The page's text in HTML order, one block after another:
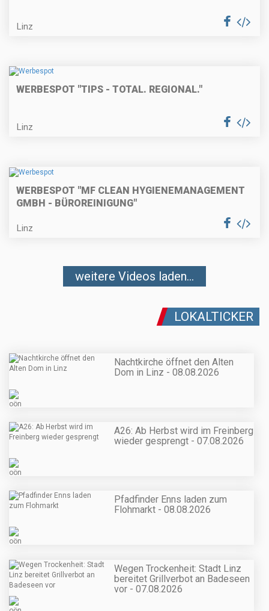
Linz
WERBESPOT "TIPS - TOTAL. REGIONAL."
Linz
WERBESPOT "MF CLEAN HYGIENEMANAGEMENT
GMBH - BÜROREINIGUNG"
Linz
weitere Videos laden...
LOKALTICKER
Nachtkirche öffnet den Alten
Dom in Linz - 08.08.2026
A26: Ab Herbst wird im Freinberg
wieder gesprengt - 07.08.2026
Pfadfinder Enns laden zum
Flohmarkt - 08.08.2026
Wegen Trockenheit: Stadt Linz
bereitet Grillverbot an Badeseen
vor - 07.08.2026